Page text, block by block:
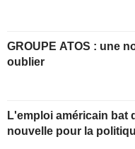
GROUPE ATOS : une nouvelle année à
oublier
L'emploi américain bat
nouvelle pour la